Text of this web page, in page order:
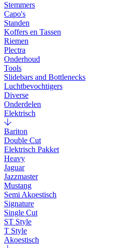
Stemmers
Capo's
Standen
Koffers en Tassen
Riemen
Plectra
Onderhoud
Tools
Slidebars and Bottlenecks
Luchtbevochtigers
Diverse
Onderdelen
Elektrisch
Bariton
Double Cut
Elektrisch Pakket
Heavy
Jaguar
Jazzmaster
Mustang
Semi Akoestisch
Signature
Single Cut
ST Style
T Style
Akoestisch